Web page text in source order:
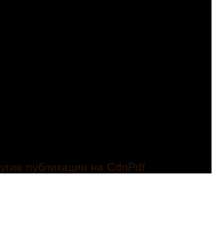
публикации на CdnPdf